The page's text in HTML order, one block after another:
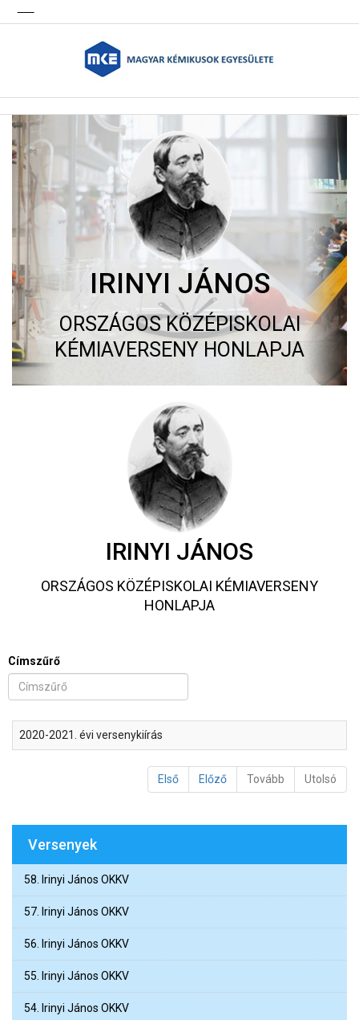
IRINYI JÁNOS
ORSZÁGOS KÖZÉPISKOLAI
KÉMIAVERSENY HONLAPJA
IRINYI JÁNOS
ORSZÁGOS KÖZÉPISKOLAI KÉMIAVERSENY
HONLAPJA
Címszűrő
2020-2021. évi versenykiírás
Első Előző Tovább Utolsó
Versenyek
58. Irinyi János OKKV
57. Irinyi János OKKV
56. Irinyi János OKKV
55. Irinyi János OKKV
54. Irinyi János OKKV